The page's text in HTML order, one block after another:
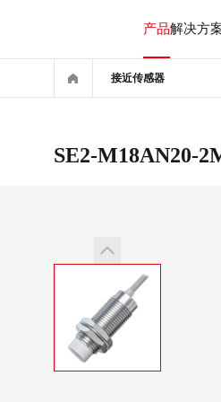
列
产品解决方
接近传感器
SE2-M18AN20-